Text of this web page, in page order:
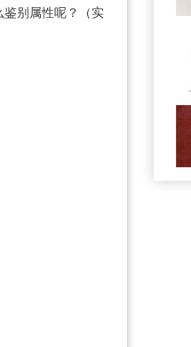
鉴别属性呢？（实